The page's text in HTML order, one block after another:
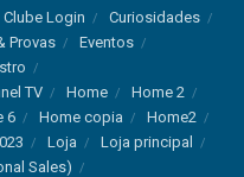
Clube Login
Curiosidades
Provas
Eventos
TV
Home
Home 2
6 Home copia
Home2
Loja
Loja principal
Sales)